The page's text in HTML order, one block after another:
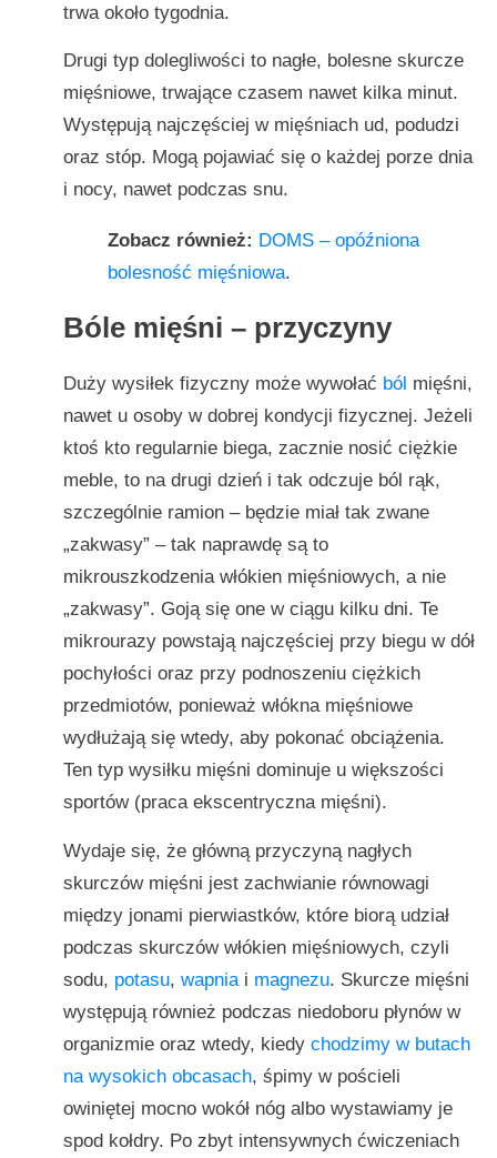
trwa około tygodnia.
Drugi typ dolegliwości to nagłe, bolesne skurcze
mięśniowe, trwające czasem nawet kilka minut.
Występują najczęściej w mięśniach ud, podudzi
oraz stóp. Mogą pojawiać się o każdej porze dnia
i nocy, nawet podczas snu.
Zobacz również: DOMS – opóźniona
bolesność mięśniowa.
Bóle mięśni – przyczyny
Duży wysiłek fizyczny może wywołać ból mięśni,
nawet u osoby w dobrej kondycji fizycznej. Jeżeli
ktoś kto regularnie biega, zacznie nosić ciężkie
meble, to na drugi dzień i tak odczuje ból rąk,
szczególnie ramion – będzie miał tak zwane
„zakwasy” – tak naprawdę są to
mikrouszkodzenia włókien mięśniowych, a nie
„zakwasy”. Goją się one w ciągu kilku dni. Te
mikrourazy powstają najczęściej przy biegu w dół
pochyłości oraz przy podnoszeniu ciężkich
przedmiotów, ponieważ włókna mięśniowe
wydłużają się wtedy, aby pokonać obciążenia.
Ten typ wysiłku mięśni dominuje u większości
sportów (praca ekscentryczna mięśni).
Wydaje się, że główną przyczyną nagłych
skurczów mięśni jest zachwianie równowagi
między jonami pierwiastków, które biorą udział
podczas skurczów włókien mięśniowych, czyli
sodu, potasu, wapniai magnezu. Skurcze mięśni
występują również podczas niedoboru płynów w
organizmie oraz wtedy, kiedy chodzimy w butach
na wysokich obcasach, śpimy w pościeli
owiniętej mocno wokół nóg albo wystawiamy je
spod kołdry. Po zbyt intensywnych ćwiczeniach